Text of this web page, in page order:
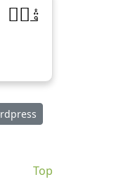
قُلۡ
Top